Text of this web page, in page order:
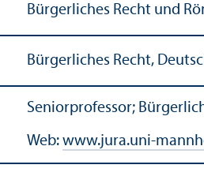
Bürgerliches Recht und
Bürgerliches Recht,
Seniorprofessor;
Web: www.jura.uni-